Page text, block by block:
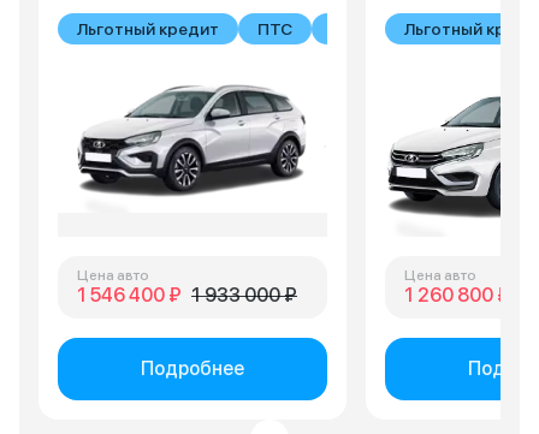
Льготный кредит ПТС В наличии
Цена авто
1 546 400 ₽ 1 933 000 ₽
Подробнее
Льготный
Цена авто
1 260 800 ₽